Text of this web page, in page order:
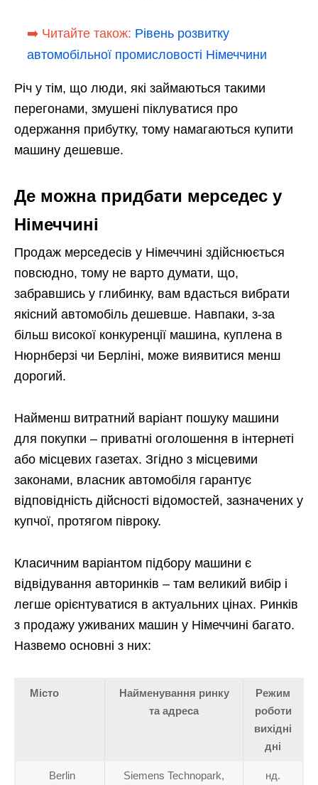
➡️ Читайте також: Рівень розвитку
автомобільної промисловості Німеччини
Річ у тім, що люди, які займаються такими
перегонами, змушені піклуватися про
одержання прибутку, тому намагаються купити
машину дешевше.
Де можна придбати мерседес у
Німеччині
Продаж мерседесів у Німеччині здійснюється
повсюдно, тому не варто думати, що,
забравшись у глибинку, вам вдасться вибрати
якісний автомобіль дешевше. Навпаки, з-за
більш високої конкуренції машина, куплена в
Нюрнберзі чи Берліні, може виявитися менш
дорогий.
Найменш витратний варіант пошуку машини
для покупки – приватні оголошення в інтернеті
або місцевих газетах. Згідно з місцевими
законами, власник автомобіля гарантує
відповідність дійсності відомостей, зазначених у
купчої, протягом півроку.
Класичним варіантом підбору машини є
відвідування авторинків – там великий вибір і
легше орієнтуватися в актуальних цінах. Ринків
з продажу уживаних машин у Німеччині багато.
Назвемо основні з них:
Місто
Найменування ринку
та адреса
Режим
роботи
вихідні
дні
Berlin Siemens Technopark, нд.